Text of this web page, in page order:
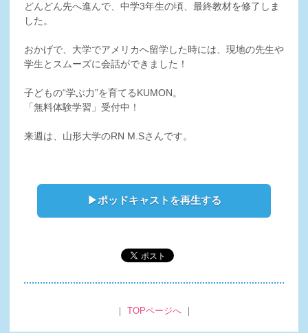
どんどん先へ進んで、中学3年生の頃、最終教材を修了しま
した。
おかげで、大学でアメリカへ留学した時には、現地の先生や
学生とスムーズに会話ができました！
子どもの“学ぶ力”を育てるKUMON。
「無料体験学習」受付中！
来週は、山形大学のRN M.Sさんです。
▶ポッドキャストを再生する
｜ TOPページへ｜